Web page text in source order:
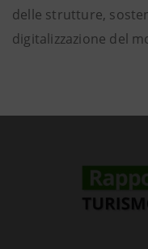
delle strutture,
digitalizzazione del